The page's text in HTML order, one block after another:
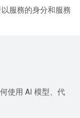
服務的身分和服務
使用 AI 模型、代